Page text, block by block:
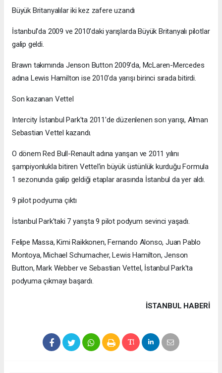
Büyük Britanyalılar iki kez zafere uzandı
İstanbul'da 2009 ve 2010'daki yarışlarda Büyük Britanyalı pilotlar
galip geldi.
Brawn takımında Jenson Button 2009'da, McLaren-Mercedes
adına Lewis Hamilton ise 2010'da yarışı birinci sırada bitirdi.
Son kazanan Vettel
Intercity İstanbul Park'ta 2011'de düzenlenen son yarışı, Alman
Sebastian Vettel kazandı.
O dönem Red Bull-Renault adına yarışan ve 2011 yılını
şampiyonlukla bitiren Vettel'in büyük üstünlük kurduğu Formula
1 sezonunda galip geldiği etaplar arasında İstanbul da yer aldı.
9 pilot podyuma çıktı
İstanbul Park'taki 7 yarışta 9 pilot podyum sevinci yaşadı.
Felipe Massa, Kimi Raikkonen, Fernando Alonso, Juan Pablo
Montoya, Michael Schumacher, Lewis Hamilton, Jenson
Button, Mark Webber ve Sebastian Vettel, İstanbul Park'ta
podyuma çıkmayı başardı.
İSTANBUL HABERİ